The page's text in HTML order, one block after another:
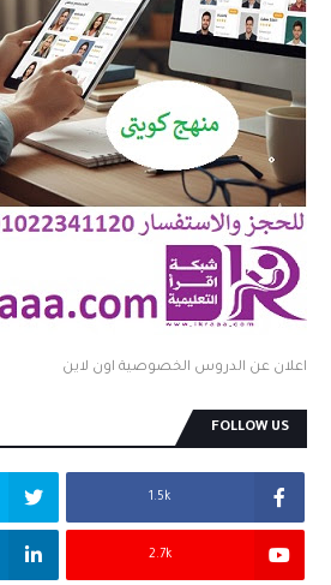
اعلان عن الدروس الخصوصية اون لاين
FOLLOW US
1.5k
2.7k